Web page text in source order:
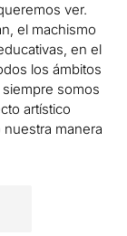
ver.
el machismo
en el
los ámbitos
somos
artístico
manera